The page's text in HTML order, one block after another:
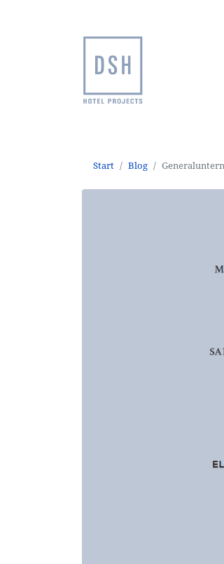
Start Blog